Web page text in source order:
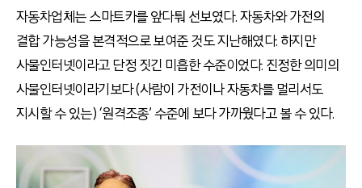
자동차업체는 스마트카를 앞다퉈 선보였다. 자동차와 가전의
결합 가능성을 본격적으로 보여준 것도 지난해였다. 하지만
사물인터넷이라고 단정 짓긴 미흡한 수준이었다. 진정한 의미의
사물인터넷이라기보다 (사람이 가전이나 자동차를 멀리서도
지시할 수 있는) ‘원격조종’ 수준에 보다 가까웠다고 볼 수 있다.